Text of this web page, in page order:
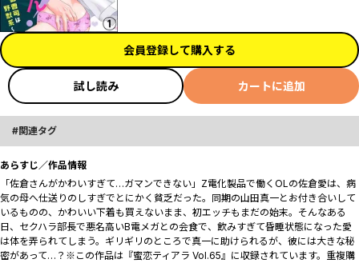
会員登録して購入する
試し読み カートに追加
関連タグ
あらすじ／作品情報
「佐倉さんがかわいすぎて…ガマンできない」Z電化製品で働くOLの佐倉愛は、病
気の母へ仕送りのしすぎでとにかく貧乏だった。同期の山田真一とお付き合いして
いるものの、かわいい下着も買えないまま、初エッチもまだの始末。そんなある
日、セクハラ部長で悪名高いB電メガとの会食で、飲みすぎて昏睡状態になった愛
は体を弄られてしまう。ギリギリのところで真一に助けられるが、彼には大きな秘
密があって…？※この作品は『蜜恋ティアラ Vol.65』に収録されています。重複購